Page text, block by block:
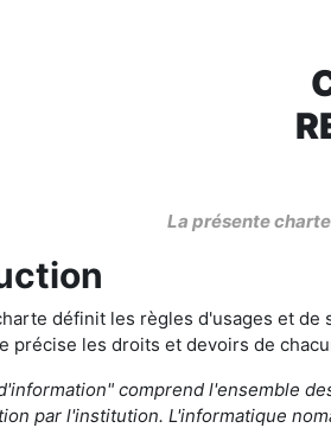
La présente
définit les règles d'usages et
précise les droits et devoirs de
comprend l'ensemble
par l'institution. L'informatique